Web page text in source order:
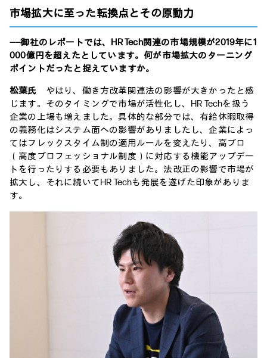
市場拡大に至った転換点とその原動力
――御社のレポートでは、HR Tech関連の市場規模が2019年に1
000億円を超えたとしています。何が市場拡大のターニング
ポイントだったと捉えていますか。
松葉氏 やはり、働き方改革関連法の影響が大きかったと感
じます。そのタイミングで市場が活性化し、HR Techを扱う
企業の上場も増えました。具体的な部分では、有給休暇取得
の義務化はシステム面への影響がありましたし、企業によっ
てはフレックスタイム制の適用ルールを変えたり、高プロ
（高度プロフェッショナル制度）に対応する機能アップデー
トを行ったりする必要もありました。法改正の影響で市場が
拡大し、それに続いてHR Techも発展を遂げた印象がありま
す。